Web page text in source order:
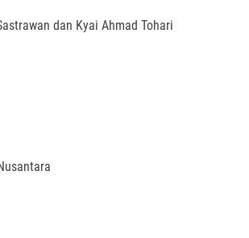
dan Kyai Ahmad Tohari